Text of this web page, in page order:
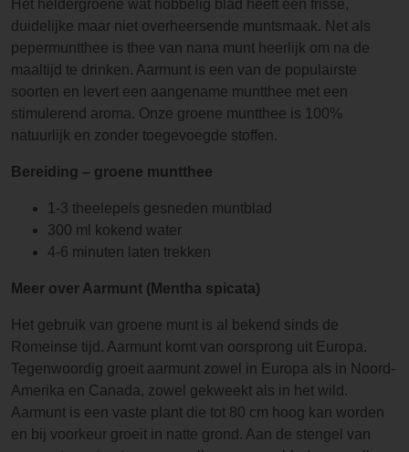
Het heldergroene wat hobbelig blad heeft een frisse,
duidelijke maar niet overheersende muntsmaak. Net als
pepermuntthee is thee van nana munt heerlijk om na de
maaltijd te drinken. Aarmunt is een van de populairste
soorten en levert een aangename muntthee met een
stimulerend aroma. Onze groene muntthee is 100%
natuurlijk en zonder toegevoegde stoffen.
Bereiding – groene muntthee
1-3 theelepels gesneden muntblad
300 ml kokend water
4-6 minuten laten trekken
Meer over Aarmunt (Mentha spicata)
Het gebruik van groene munt is al bekend sinds de
Romeinse tijd. Aarmunt komt van oorsprong uit Europa.
Tegenwoordig groeit aarmunt zowel in Europa als in Noord-
Amerika en Canada, zowel gekweekt als in het wild.
Aarmunt is een vaste plant die tot 80 cm hoog kan worden
en bij voorkeur groeit in natte grond. Aan de stengel van